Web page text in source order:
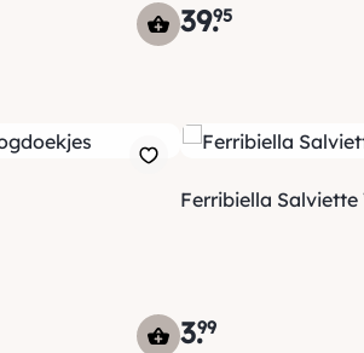
39.95
Ferribiella
3.
99